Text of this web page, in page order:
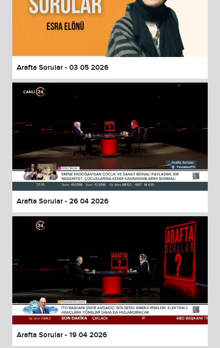
Arafta Sorular - 03 05 2026
Arafta Sorular - 26 04 2026
Arafta Sorular - 19 04 2026